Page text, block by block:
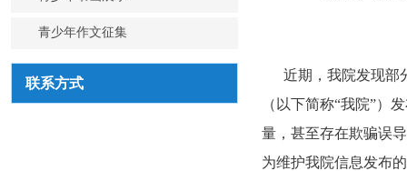
青少年作文征集
联系方式
近期，我院发现部
（以下简称“我院”）
量，甚至存在欺骗误
为维护我院信息发布